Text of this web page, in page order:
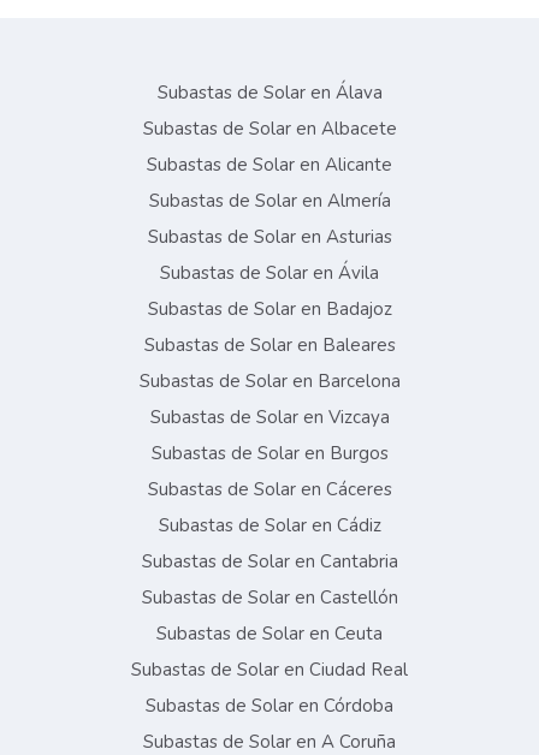
Subastas de Solar en Álava
Subastas de Solar en Albacete
Subastas de Solar en Alicante
Subastas de Solar en Almería
Subastas de Solar en Asturias
Subastas de Solar en Ávila
Subastas de Solar en Badajoz
Subastas de Solar en Baleares
Subastas de Solar en Barcelona
Subastas de Solar en Vizcaya
Subastas de Solar en Burgos
Subastas de Solar en Cáceres
Subastas de Solar en Cádiz
Subastas de Solar en Cantabria
Subastas de Solar en Castellón
Subastas de Solar en Ceuta
Subastas de Solar en Ciudad Real
Subastas de Solar en Córdoba
Subastas de Solar en A Coruña